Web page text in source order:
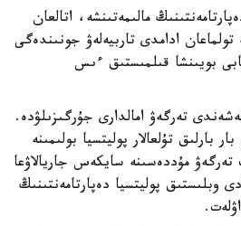
مالىمەتىنشە، اتالعان
ادامدى تاربيەلەۋ جونىندەگى
بويىنشا قىلمىستىق ءىس
تەرگەۋ امالدارى جۇرگىزىلۋدە.
بارلىق تۇلعالار پوليتسيا بولىمىنە
مۇددەسىنە سايكەس جاريالاۋعا
وبلىستىق پوليتسيا دەپارتامەنتىنىڭ